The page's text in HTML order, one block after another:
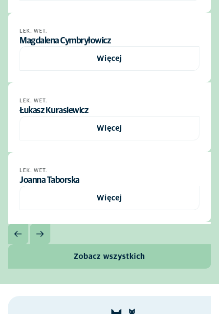
LEK. WET.
Magdalena Cymbryłowicz
Więcej
LEK. WET.
Łukasz Kurasiewicz
Więcej
LEK. WET.
Joanna Taborska
Więcej
Zobacz wszystkich